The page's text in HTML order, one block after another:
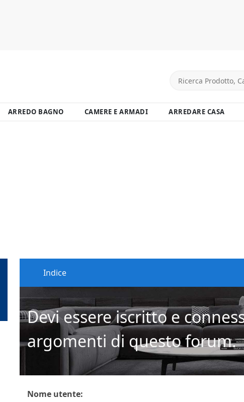
ARREDO BAGNO CAMERE E ARMADI ARREDARE CASA
Indice
Devi essere iscritto e
argomenti di questo forum.
Nome utente: